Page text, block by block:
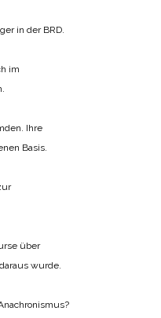
in der BRD.
im
Ihre
Basis.
über
wurde.